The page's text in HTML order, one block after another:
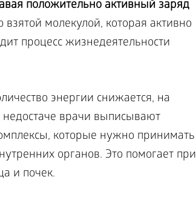
положительно активный заряд
взятой молекулой, которая активно
процесс жизнедеятельности
энергии снижается, на
врачи выписывают
которые нужно принимать
органов. Это помогает при
и почек.